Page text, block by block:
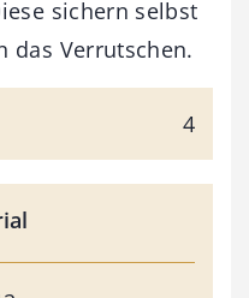
sichern selbst
das Verrutschen.
4